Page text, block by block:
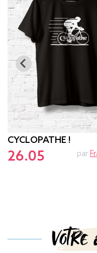
CYCLOPATHE !
26.05 par
Votre